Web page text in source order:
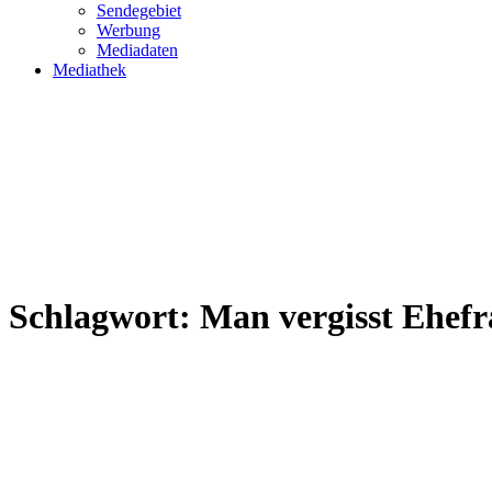
Sendegebiet
Werbung
Mediadaten
Mediathek
Schlagwort: Man vergisst